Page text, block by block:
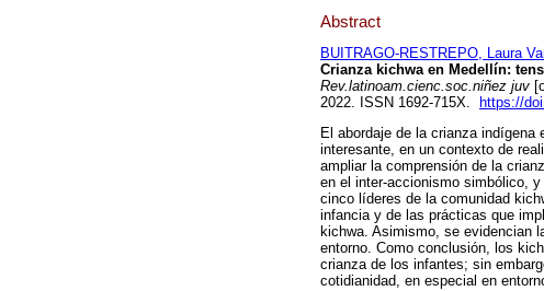
Abstract
BUITRAGO-RESTREPO, Laura
Crianza kichwa en Medellín:
Rev.latinoam.cienc.soc.niñez juv
2022. ISSN 1692-715X.
https://
El abordaje de la crianza
interesante, en un contexto de
ampliar la comprensión de la
en el inter-accionismo simbólico,
cinco líderes de la comunidad
infancia y de las prácticas que
kichwa. Asimismo, se evidencian
entorno. Como conclusión, los
crianza de los infantes; sin
cotidianidad, en especial en